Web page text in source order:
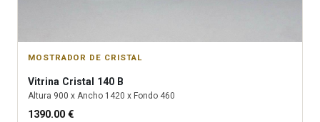
MOSTRADOR DE CRISTAL
Vitrina Cristal 140 B
Altura 900 x Ancho 1420 x Fondo 460
1390.00 €